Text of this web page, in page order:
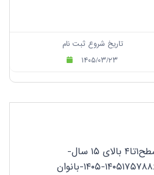
تاریخ شروع ثبت نام
۱۴۰۵/۰۳/۲۳
آموزش-شنا-سطح۱تا۴ بالای ۱۵ سال-